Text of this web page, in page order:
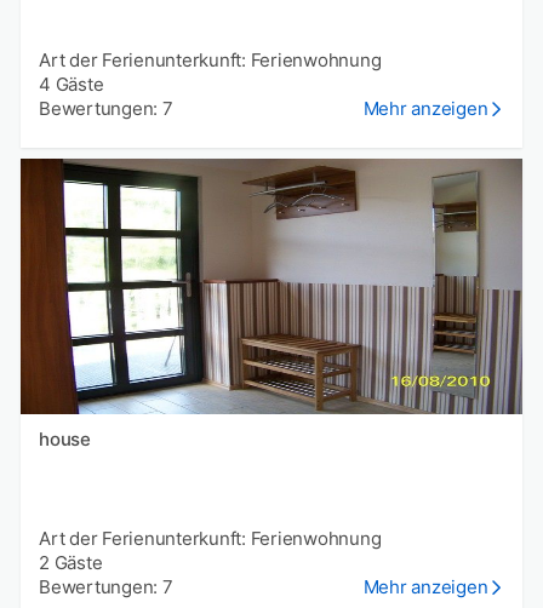
Art der Ferienunterkunft: Ferienwohnung
4 Gäste
Bewertungen: 7
Mehr anzeigen
house
Art der Ferienunterkunft: Ferienwohnung
2 Gäste
Bewertungen: 7
Mehr anzeigen